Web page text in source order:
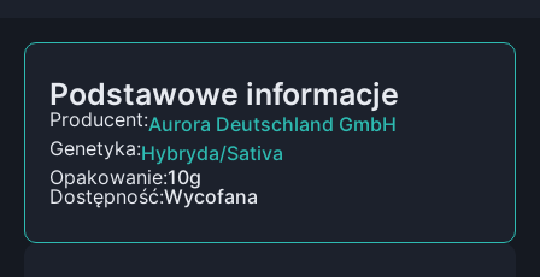
Podstawowe informacje
Producent:Aurora Deutschland GmbH
Genetyka:Hybryda/Sativa
Opakowanie:10g
Dostępność:Wycofana